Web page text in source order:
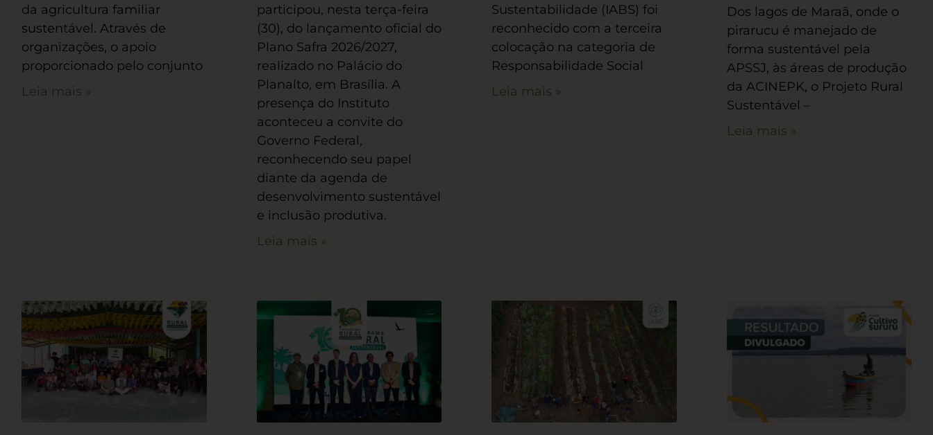
da agricultura familiar
sustentável. Através de
organizações, o apoio
proporcionado pelo conjunto
Leia mais »
participou, nesta terça-feira
(30), do lançamento oficial do
Plano Safra 2026/2027,
realizado no Palácio do
Planalto, em Brasília. A
presença do Instituto
aconteceu a convite do
Governo Federal,
reconhecendo seu papel
diante da agenda de
desenvolvimento sustentável
e inclusão produtiva.
Leia mais »
Sustentabilidade (IABS) foi
reconhecido com a terceira
colocação na categoria de
Responsabilidade Social
Leia mais »
Dos lagos de Maraã, onde o
pirarucu é manejado de
forma sustentável pela
APSSJ, às áreas de produção
da ACINEPK, o Projeto Rural
Sustentável –
Leia mais »